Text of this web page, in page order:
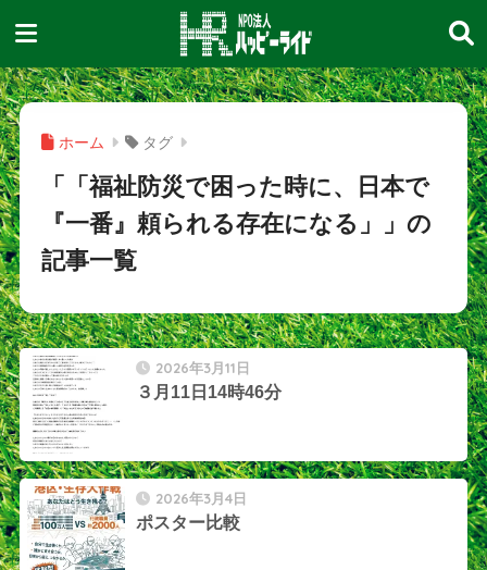
ホーム タグ
「「福祉防災で困った時に、日本で
『一番』頼られる存在になる」」の
記事一覧
2026年3月11日
３月11日14時46分
2026年3月4日
ポスター比較